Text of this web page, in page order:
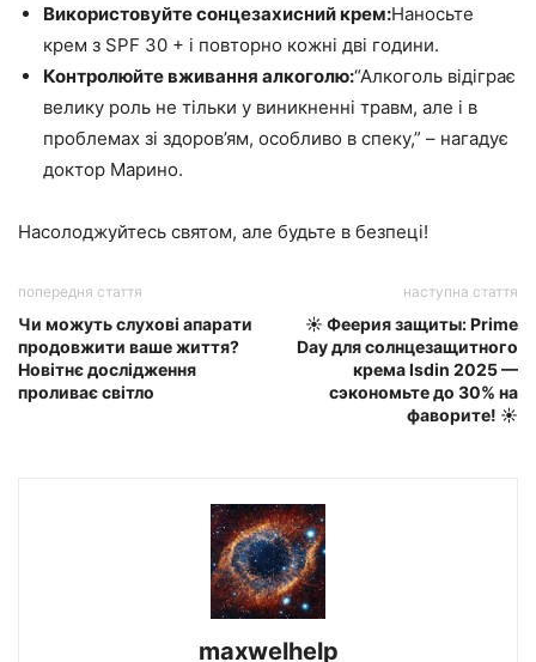
Використовуйте сонцезахисний крем:Наносьте
крем з SPF 30 + і повторно кожні дві години.
Контролюйте вживання алкоголю:“Алкоголь відіграє
велику роль не тільки у виникненні травм, але і в
проблемах зі здоров’ям, особливо в спеку,” – нагадує
доктор Марино.
Насолоджуйтесь святом, але будьте в безпеці!
попередня стаття
Чи можуть слухові апарати
продовжити ваше життя?
Новітнє дослідження
проливає світло
наступна стаття
☀️ Феерия защиты: Prime
Day для солнцезащитного
крема Isdin 2025 —
сэкономьте до 30% на
фаворите! ☀️
maxwelhelp